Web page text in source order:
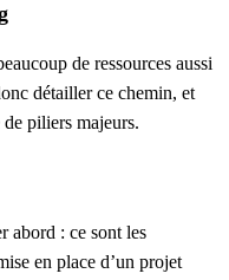
de ressources aussi
détailler ce chemin, et
piliers majeurs.
abord : ce sont les
en place d’un projet